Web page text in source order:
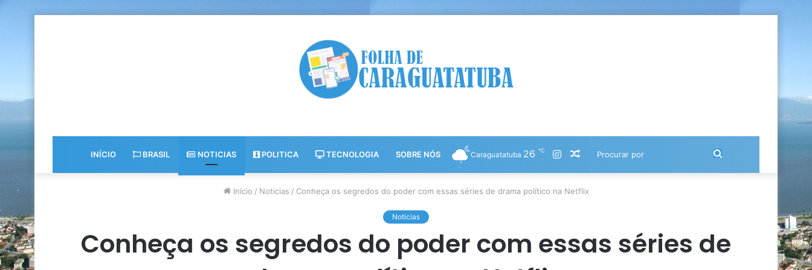
INÍCIO BRASIL NOTICIAS POLITICA TECNOLOGIA SOBRE NÓS Procurar
Artigo
aleatório
Instagram
Caraguatatuba 26 ℃
Início / Noticias / Conheça os segredos do poder com essas séries de drama político na Netflix
Noticias
Conheça os segredos do poder com essas séries de